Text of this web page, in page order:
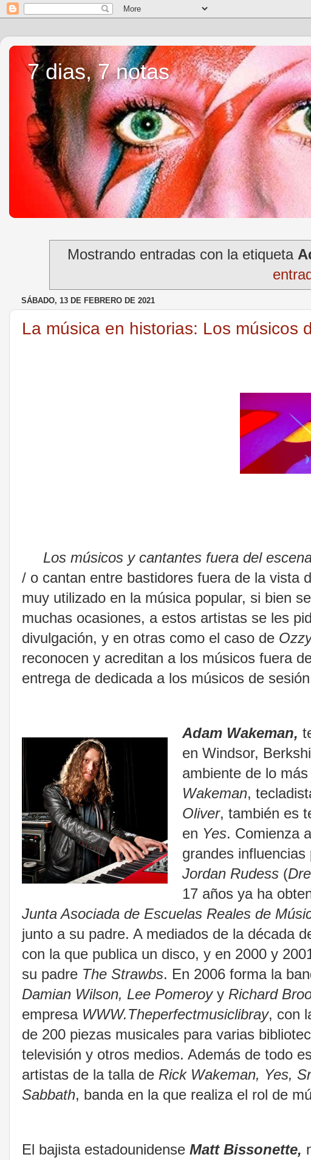
7 dias, 7 notas
Mostrando entradas con la etiqueta
SÁBADO, 13 DE FEBRERO DE 2021
La música en historias: Los músicos
Los músicos y cantantes fuera del
/ o cantan entre bastidores fuera de la vista
muy utilizado en la música popular, si bien
muchas ocasiones, a estos artistas se les
divulgación, y en otras como el caso de
reconocen y acreditan a los músicos fuera
entrega de dedicada a los músicos de
Adam Wakeman,
en Windsor,
ambiente de lo
Wakeman,
Oliver, también es
en Yes. Comienza
grandes influencias
Jordan Rudess(
17 años ya ha
Junta Asociada de Escuelas Reales de
junto a su padre. A mediados de la década
con la que publica un disco, y en 2000 y
su padre The Strawbs. En 2006 forma la
Damian Wilson, Lee Pomeroyy Richard
empresa WWW.Theperfectmusiclibray, con
de 200 piezas musicales para varias
televisión y otros medios. Además de todo
artistas de la talla de Rick Wakeman, Yes,
Sabbath, banda en la que realiza el rol de
El bajista estadounidense Matt Bissonette,